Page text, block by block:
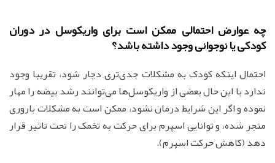
چه عوارض احتمالی ممکن است برای واریکوسل در دوران
کودکی یا نوجوانی وجود داشته باشد؟
احتمال اینکه کودک به مشکلات جدی‌تری دچار شود، تقریبا وجود
ندارد با این حال بعضی از واریکوسل‌ها می‌توانند رشد بیضه را مهار
نموده و اگر این شرایط درمان نشود، ممکن است به مشکلات باروری
منجر شده، و توانایی اسپرم برای حرکت به تخمک را تحت تاثیر قرار
دهد (کاهش حرکت اسپرم).